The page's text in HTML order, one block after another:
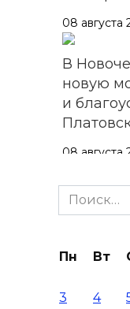
08 августа
В
новую
и
08 августа
Это
Search
for:
Пн Вт
3
4